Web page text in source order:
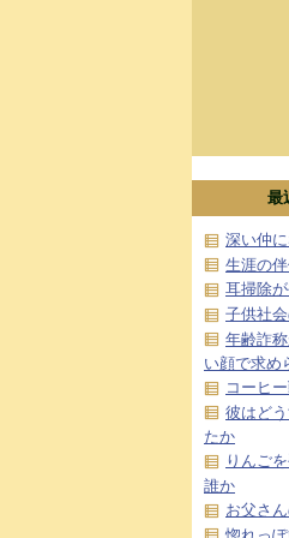
最
深い仲
生涯の
耳掃除
子供社
年齢詐
い顔で求め
コーヒ
彼はど
たか
りんご
誰か
お父さ